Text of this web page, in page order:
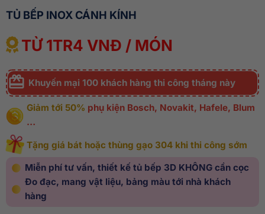
TỦ BẾP INOX CÁNH KÍNH
TỪ 1TR4 VNĐ / MÓN
Khuyến mại 100 khách hàng thi công tháng này
Giảm tới 50% phụ kiện Bosch, Novakit, Hafele, Blum
…
Tặng giá bát hoặc thùng gạo 304 khi thi công sớm
Miễn phí tư vấn, thiết kế tủ bếp 3D KHÔNG cần cọc
Đo đạc, mang vật liệu, bảng màu tới nhà khách
hàng